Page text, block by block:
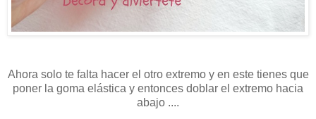
Ahora solo te falta hacer el otro extremo y en este tienes que
poner la goma elástica y entonces doblar el extremo hacia
abajo ....